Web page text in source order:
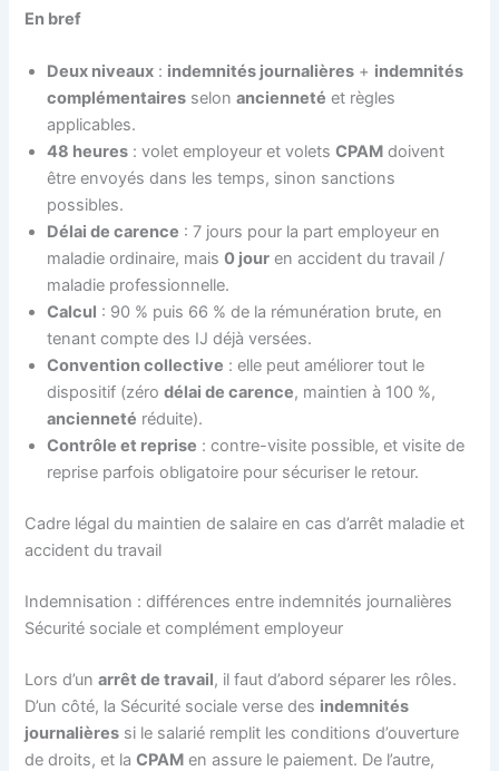
En bref
Deux niveaux : indemnités journalières + indemnités
complémentaires selonancienneté et règles
applicables.
48 heures : volet employeur et voletsCPAM doivent
être envoyés dans les temps, sinon sanctions
possibles.
Délai de carence : 7 jours pour la part employeur en
maladie ordinaire, mais0 jour en accident du travail /
maladie professionnelle.
Calcul : 90 % puis 66 % de la rémunération brute, en
tenant compte des IJ déjà versées.
Convention collective : elle peut améliorer tout le
dispositif (zérodélai de carence, maintien à 100 %,
ancienneté réduite).
Contrôle et reprise : contre-visite possible, et visite de
reprise parfois obligatoire pour sécuriser le retour.
Cadre légal du maintien de salaire en cas d’arrêt maladie et
accident du travail
Indemnisation : différences entre indemnités journalières
Sécurité sociale et complément employeur
Lors d’unarrêt de travail, il faut d’abord séparer les rôles.
D’un côté, la Sécurité sociale verse des indemnités
journalières si le salarié remplit les conditions d’ouverture
de droits, et laCPAM en assure le paiement. De l’autre,